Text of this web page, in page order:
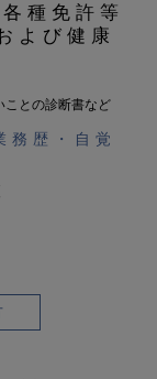
種免許等
よび健康
との診断書など
務歴・自覚